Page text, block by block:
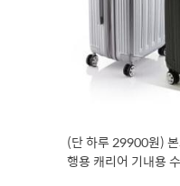
(단 하루 29900원)
행용 캐리어 기내용